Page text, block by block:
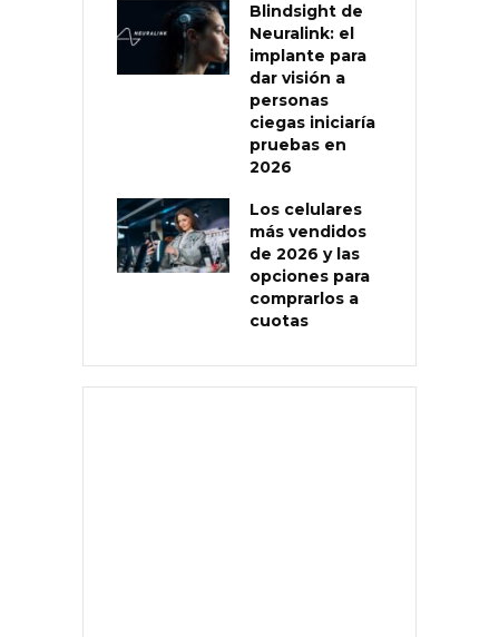
Blindsight de
Neuralink: el
implante para
dar visión a
personas
ciegas iniciaría
pruebas en
2026
Los celulares
más vendidos
de 2026 y las
opciones para
comprarlos a
cuotas